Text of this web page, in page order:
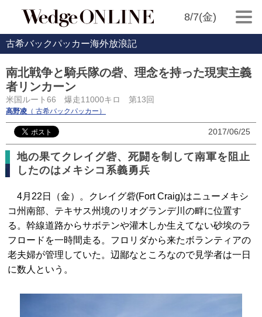
8/7(金)
古希バックパッカー海外放浪記
南北戦争と騎兵隊の砦、理念を持った現実主義
者リンカーン
米国ルート66 爆走11000キロ 第13回
高野凌 （ 古希バックパッカー）
2017/06/25
地の果てクレイグ砦、死闘を制して南軍を阻止
したのはメキシコ系義勇兵
4月22日（金）。クレイグ砦(Fort Craig)はニューメキシ
コ州南部、テキサス州境のリオグランデ川の畔に位置す
る。幹線道路からサボテンや灌木しか生えてない砂埃のラ
フロードを一時間走る。フロリダから来たボランティアの
老夫婦が管理していた。辺鄙なところなので見学者は一日
に数人という。